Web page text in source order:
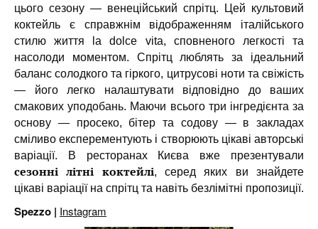
цього сезону — венеційський спрітц. Цей культовий
коктейль є справжнім відображенням італійського
стилю життя la dolce vita, сповненого легкості та
насолоди моментом. Спрітц люблять за ідеальний
баланс солодкого та гіркого, цитрусові ноти та свіжість
— його легко налаштувати відповідно до ваших
смакових уподобань. Маючи всього три інгредієнта за
основу — просеко, бітер та содову — в закладах
сміливо експерементують і створюють цікаві авторські
варіації. В ресторанах Києва вже презентували
сезонні літні коктейлі, серед яких ви знайдете
цікаві варіації на спрітц та навіть безлімітні пропозиції.
Spezzo | Instagram